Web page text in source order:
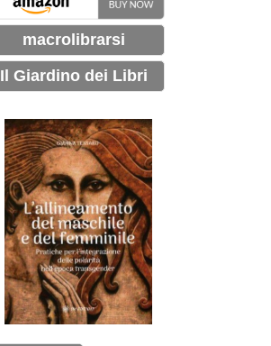
macrolibrarsi
Il Giardino dei Libri